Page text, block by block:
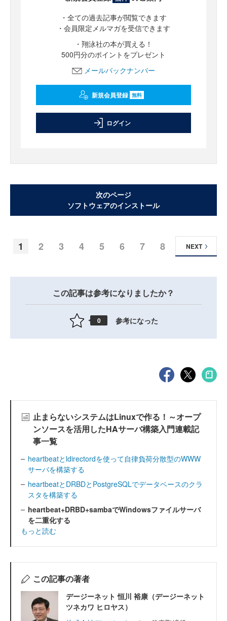
・全ての過去記事が閲覧できます
・会員限定メルマガを受信できます
・翔泳社の本が買える！
500円分のポイントをプレゼント
メールバックナンバー
新規会員登録 無料
ログイン
次のページ
ソフトウェアのインストール
1 2 3 4 5 6 7 8 NEXT
この記事は参考になりましたか？
0 参考になった
止まらないシステムはLinuxで作る！～オープ
ンソースを活用したHAサーバ構築入門連載記
事一覧
heartbeatとldirectordを使って自律負荷分散型のWWW
サーバを構築する
heartbeatとDRBDとPostgreSQLでデータベースのクラ
スタを構築する
heartbeat+DRBD+sambaでWindowsファイルサーバ
を二重化する
もっと読む
この記事の著者
デージーネット 恒川 裕康（デージーネット
ツネカワ ヒロヤス）